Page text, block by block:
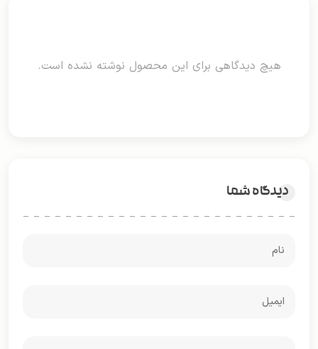
هیچ دیدگاهی برای این محصول نوشته نشده است.
دیدگاه شما